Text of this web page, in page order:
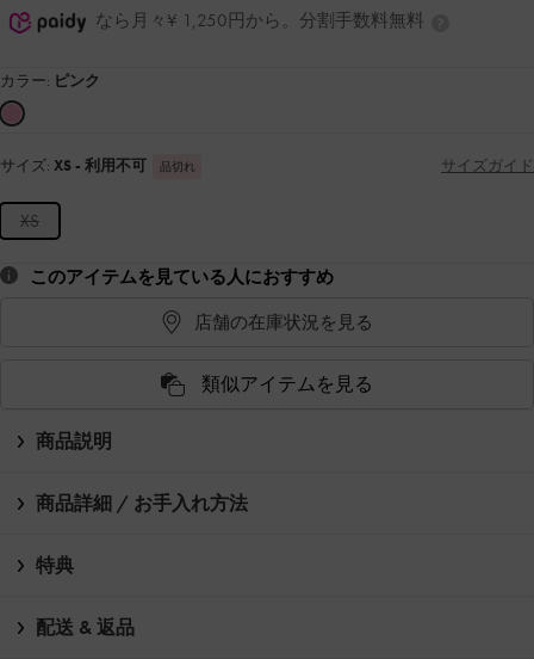
なら月々¥ 1,250円から。分割手数料無料
カラー: ピンク
サイズ: XS - 利用不可 品切れ サイズガイド
XS
このアイテムを見ている人におすすめ
店舗の在庫状況を見る
類似アイテムを見る
商品説明
商品詳細 / お手入れ方法
特典
配送 & 返品